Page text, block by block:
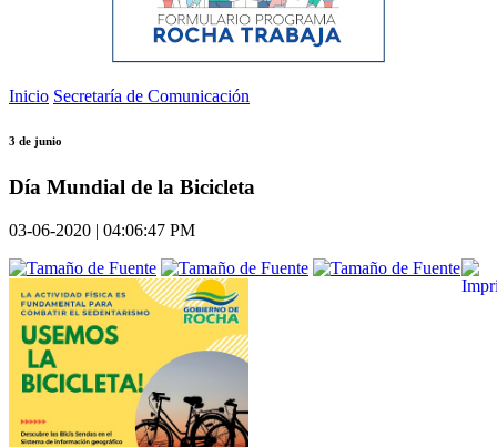
Inicio Secretaría de Comunicación
3 de junio
Día Mundial de la Bicicleta
03-06-2020 | 04:06:47 PM